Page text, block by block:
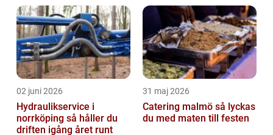
02 juni 2026
Hydraulikservice i
norrköping så håller du
driften igång året runt
31 maj 2026
Catering malmö så lyckas
du med maten till festen